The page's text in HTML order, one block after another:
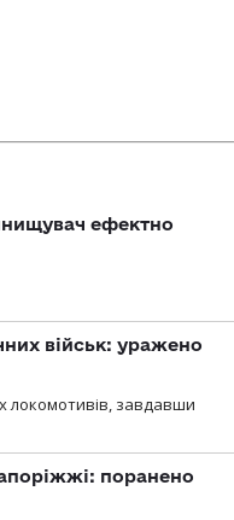
ефектно
військ: уражено
локомотивів, завдавши
поранено